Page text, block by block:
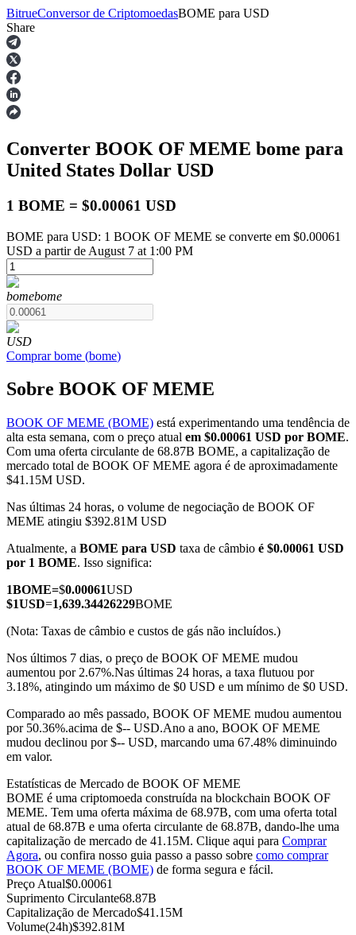
Futuros
Futuros de USDT
Futuros COIN-M
Futuros de criptomoeda
TradFi
Derivativos de ações, câmbio, metais preciosos e commodities
Futuros usando USDC como garantia
Copiar Trading
Junte-se aos principais traders
BitrueConversor de CriptomoedasBOME para USD
Share
Converter BOOK OF MEME bome para
United States Dollar USD
1 BOME = $0.00061 USD
BOME para USD: 1 BOOK OF MEME se converte em $0.00061
USD a partir de August 7 at 1:00 PM
bomebome
USD
Comprar bome (bome)
Sobre BOOK OF MEME
BOOK OF MEME (BOME) está experimentando uma tendência de
alta esta semana, com o preço atual em $0.00061 USD por BOME.
Com uma oferta circulante de 68.87B BOME, a capitalização de
mercado total de BOOK OF MEME agora é de aproximadamente
$41.15M USD.
Nas últimas 24 horas, o volume de negociação de BOOK OF
MEME atingiu $392.81M USD
Atualmente, a BOME para USD taxa de câmbio é $0.00061 USD
por 1 BOME. Isso significa:
1BOME=$0.00061USD
$1USD=1,639.34426229BOME
(Nota: Taxas de câmbio e custos de gás não incluídos.)
Nos últimos 7 dias, o preço de BOOK OF MEME mudou
aumentou por 2.67%.Nas últimas 24 horas, a taxa flutuou por
3.18%, atingindo um máximo de $0 USD e um mínimo de $0 USD.
Comparado ao mês passado, BOOK OF MEME mudou aumentou
por 50.36%.acima de $-- USD.Ano a ano, BOOK OF MEME
mudou declinou por $-- USD, marcando uma 67.48% diminuindo
em valor.
Estatísticas de Mercado de BOOK OF MEME
BOME é uma criptomoeda construída na blockchain BOOK OF
MEME. Tem uma oferta máxima de 68.97B, com uma oferta total
atual de 68.87B e uma oferta circulante de 68.87B, dando-lhe uma
capitalização de mercado de 41.15M. Clique aqui para Comprar
Agora, ou confira nosso guia passo a passo sobre como comprar
BOOK OF MEME (BOME) de forma segura e fácil.
Preço Atual$0.00061
Suprimento Circulante68.87B
Capitalização de Mercado$41.15M
Volume(24h)$392.81M